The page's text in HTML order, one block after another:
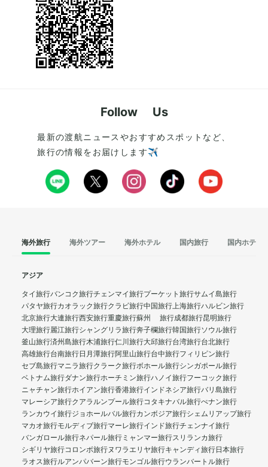
Follow Us
最新の渡航ニュースやおすすめスポットなど、
旅行の情報をお届けします✈️
海外旅行 海外ツアー 海外ホテル 国内旅行 国内ホテル
アジア
タイ旅行バンコク旅行チェンマイ旅行プーケット旅行サムイ島旅行
パタヤ旅行カオラック旅行クラビ旅行中国旅行上海旅行ハルビン旅行
北京旅行大連旅行西安旅行重慶旅行蘇州 旅行成都旅行昆明旅行
大理旅行麗江旅行シャングリラ旅行奔子欄旅行韓国旅行ソウル旅行
釜山旅行済州島旅行木浦旅行仁川旅行大邱旅行台湾旅行台北旅行
高雄旅行台南旅行日月潭旅行阿里山旅行台中旅行フィリピン旅行
セブ島旅行マニラ旅行クラーク旅行ボホール旅行シンガポール旅行
ベトナム旅行ダナン旅行ホーチミン旅行ハノイ旅行フーコック旅行
ニャチャン旅行ホイアン旅行香港旅行インドネシア旅行バリ島旅行
マレーシア旅行クアラルンプール旅行コタキナバル旅行ぺナン旅行
ランカウイ旅行ジョホールバル旅行カンボジア旅行シェムリアップ旅行
マカオ旅行モルディブ旅行マーレ旅行インド旅行チェンナイ旅行
バンガロール旅行ネパール旅行 ミャンマー旅行スリランカ旅行
シギリヤ旅行コロンボ旅行ヌワラエリヤ旅行キャンディ旅行日本旅行
ラオス旅行ルアンパバーン旅行モンゴル旅行ウランバートル旅行